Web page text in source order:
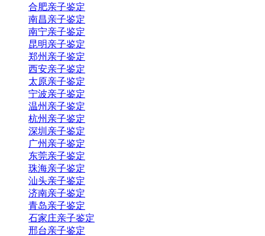
合肥亲子鉴定
南昌亲子鉴定
南宁亲子鉴定
昆明亲子鉴定
郑州亲子鉴定
西安亲子鉴定
太原亲子鉴定
宁波亲子鉴定
温州亲子鉴定
杭州亲子鉴定
深圳亲子鉴定
广州亲子鉴定
东莞亲子鉴定
珠海亲子鉴定
汕头亲子鉴定
济南亲子鉴定
青岛亲子鉴定
石家庄亲子鉴定
邢台亲子鉴定